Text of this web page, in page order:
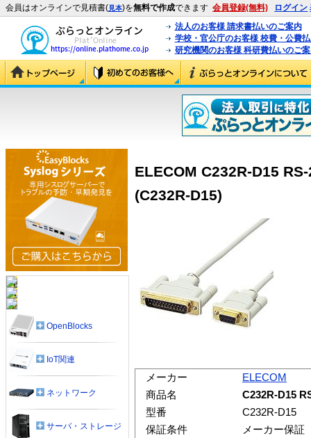
会員はオンラインで見積書(見本)を無料で作成できます 会員登録(無料) ログイン
法人のお客様 請求書払いのご案内
学校・官公庁のお客様 校費・公費
研究機関のお客様 科研費払いのご
ELECOM C232R-D15
(C232R-D15)
メーカー
ELECOM
商品名
C232R-D15
型番
C232R-D15
保証条件
メーカー保証
OpenBlocks
IoT関連
ネットワーク
サーバ・ストレージ